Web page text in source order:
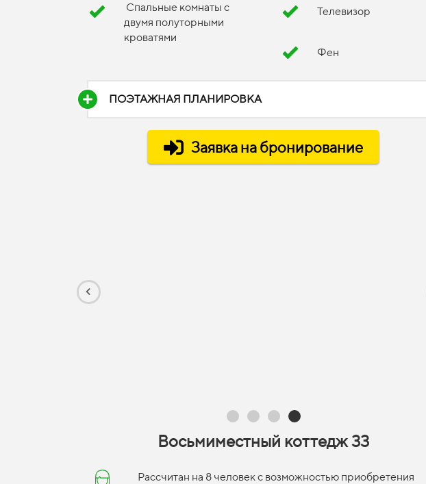
Спальные комнаты с
двумя полуторными
кроватями
Телевизор
Фен
ПОЭТАЖНАЯ ПЛАНИРОВКА
Заявка на бронирование
Восьмиместный коттедж 33
Рассчитан на 8 человек с возможностью приобретения